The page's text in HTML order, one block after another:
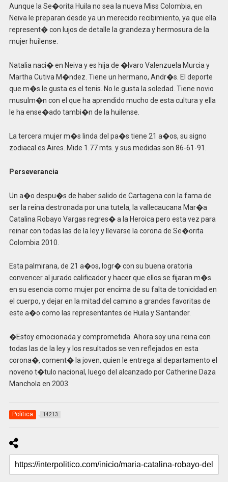
Aunque la Se�orita Huila no sea la nueva Miss Colombia, en
Neiva le preparan desde ya un merecido recibimiento, ya que ella
represent� con lujos de detalle la grandeza y hermosura de la
mujer huilense.
Natalia naci� en Neiva y es hija de �lvaro Valenzuela Murcia y
Martha Cutiva M�ndez. Tiene un hermano, Andr�s. El deporte
que m�s le gusta es el tenis. No le gusta la soledad. Tiene novio
musulm�n con el que ha aprendido mucho de esta cultura y ella
le ha ense�ado tambi�n de la huilense.
La tercera mujer m�s linda del pa�s tiene 21 a�os, su signo
zodiacal es Aires. Mide 1.77 mts. y sus medidas son 86-61-91.
Perseverancia
Un a�o despu�s de haber salido de Cartagena con la fama de
ser la reina destronada por una tutela, la vallecaucana Mar�a
Catalina Robayo Vargas regres� a la Heroica pero esta vez para
reinar con todas las de la ley y llevarse la corona de Se�orita
Colombia 2010.
Esta palmirana, de 21 a�os, logr� con su buena oratoria
convencer al jurado calificador y hacer que ellos se fijaran m�s
en su esencia como mujer por encima de su falta de tonicidad en
el cuerpo, y dejar en la mitad del camino a grandes favoritas de
este a�o como las representantes de Huila y Santander.
�Estoy emocionada y comprometida. Ahora soy una reina con
todas las de la ley y los resultados se ven reflejados en esta
corona�, coment� la joven, quien le entrega al departamento el
noveno t�tulo nacional, luego del alcanzado por Catherine Daza
Manchola en 2003.
Politica 14213